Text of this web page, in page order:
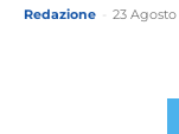
Redazione 23 Agosto